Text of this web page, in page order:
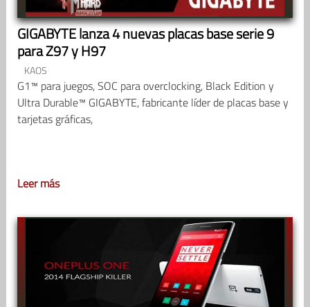
GIGABYTE lanza 4 nuevas placas base serie 9
para Z97 y H97
KAOS
G1™ para juegos, SOC para overclocking, Black Edition y
Ultra Durable™ GIGABYTE, fabricante líder de placas base y
tarjetas gráficas,
Leer más